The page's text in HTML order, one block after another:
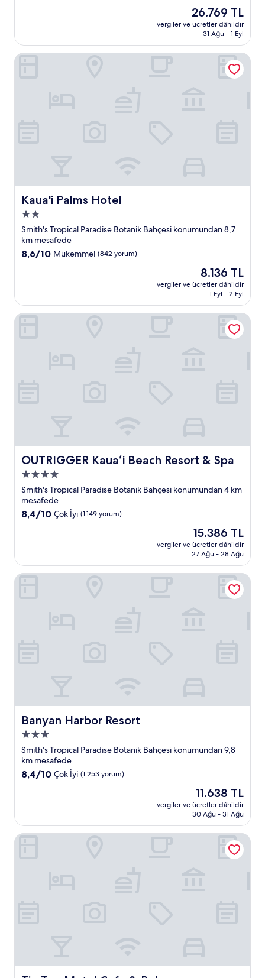
yorum)
Güncel
fiyat:
26.769 TL
26.769 TL
vergiler ve ücretler dâhildir
31 Ağu - 1 Eyl
Kaua'i Palms Hotel
Kaua'i Palms Hotel
2.0
yıldızlı
konaklama
yeri
Smith's Tropical Paradise Botanik Bahçesi konumundan 8,7
km mesafede
10
yorum)
8,6/10 Mükemmel (842 yorum)
Güncel
fiyat:
8.136 TL
8.136 TL
vergiler ve ücretler dâhildir
1 Eyl - 2 Eyl
Kaua'i Palms Hotel
OUTRIGGER Kauaʻi Beach Resort & Spa
OUTRIGGER Kauaʻi Beach Resort & Spa
4.0
yıldızlı
konaklama
yeri
Smith's Tropical Paradise Botanik Bahçesi konumundan 4 km
mesafede
10
(1.149
yorum)
8,4/10 Çok İyi (1.149 yorum)
Güncel
fiyat:
15.386 TL
15.386 TL
vergiler ve ücretler dâhildir
27 Ağu - 28 Ağu
OUTRIGGER Kauaʻi Beach Resort & Spa
Banyan Harbor Resort
Banyan Harbor Resort
3.0
yıldızlı
konaklama
yeri
Smith's Tropical Paradise Botanik Bahçesi konumundan 9,8
km mesafede
10
(1.253
yorum)
8,4/10 Çok İyi (1.253 yorum)
Güncel
fiyat:
11.638 TL
11.638 TL
vergiler ve ücretler dâhildir
30 Ağu - 31 Ağu
Banyan Harbor Resort
Tip Top Motel Cafe & Bakery